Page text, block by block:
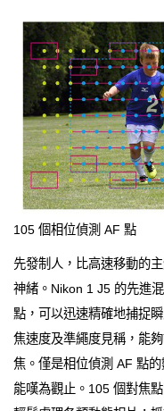
105 個相位偵測 AF 點
先發制人，比高速移動的
神緒。Nikon 1 J5 的先進
點，可以迅速精確地捕捉
焦速度及準繩度見稱，能
焦。僅是相位偵測 AF 點
能嘆為觀止。105 個對焦